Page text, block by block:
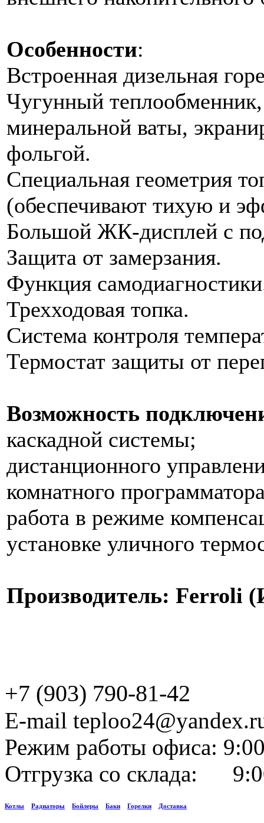
Особенности:
Встроенная дизельная
Чугунный
минеральной ваты,
фольгой.
Специальная геометрия
(обеспечивают тихую и
Большой ЖК-дисплей с
Защита от замерзания.
Функция
Трехходовая топка.
Система контроля
Термостат защиты от
Возможность
каскадной системы;
дистанционного
комнатного
работа в режиме
установке уличного
Производитель: Ferroli
+7 (903) 790-81-42
E-mail
Режим работы офиса:
Отгрузка со склада:
Котлы Радиаторы Бойлеры Баки Горелки Доставка